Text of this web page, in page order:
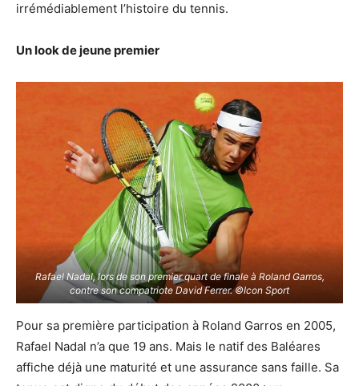
irrémédiablement l’histoire du tennis.
Un look de jeune premier
Rafael Nadal, lors de son premier quart de finale à Roland Garros,
contre son compatriote David Ferrer. ©Icon Sport
Pour sa première participation à Roland Garros en 2005,
Rafael Nadal n’a que 19 ans. Mais le natif des Baléares
affiche déjà une maturité et une assurance sans faille. Sa